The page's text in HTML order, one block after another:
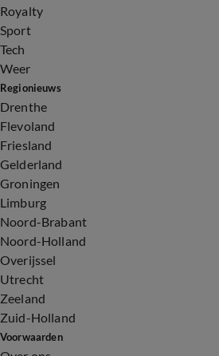
Royalty
Sport
Tech
Weer
Regionieuws
Drenthe
Flevoland
Friesland
Gelderland
Groningen
Limburg
Noord-Brabant
Noord-Holland
Overijssel
Utrecht
Zeeland
Zuid-Holland
Voorwaarden